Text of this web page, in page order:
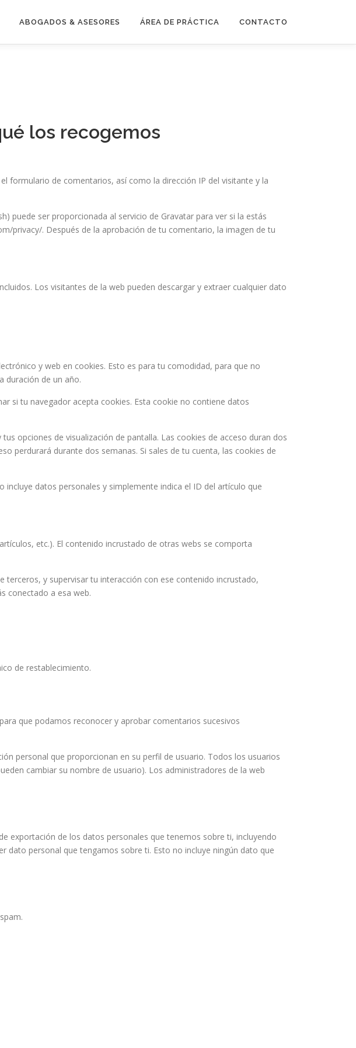
ABOGADOS & ASESORES ÁREA DE PRÁCTICA CONTACTO
los recogemos
formulario de comentarios, así como la dirección IP del visitante y la
puede ser proporcionada al servicio de Gravatar para ver si la estás
privacy/. Después de la aprobación de tu comentario, la imagen de tu
Los visitantes de la web pueden descargar y extraer cualquier dato
y web en cookies. Esto es para tu comodidad, para que no
duración de un año.
si tu navegador acepta cookies. Esta cookie no contiene datos
opciones de visualización de pantalla. Las cookies de acceso duran dos
perdurará durante dos semanas. Si sales de tu cuenta, las cookies de
datos personales y simplemente indica el ID del artículo que
etc.). El contenido incrustado de otras webs se comporta
y supervisar tu interacción con ese contenido incrustado,
conectado a esa web.
de restablecimiento.
que podamos reconocer y aprobar comentarios sucesivos
personal que proporcionan en su perfil de usuario. Todos los usuarios
cambiar su nombre de usuario). Los administradores de la web
exportación de los datos personales que tenemos sobre ti, incluyendo
dato personal que tengamos sobre ti. Esto no incluye ningún dato que